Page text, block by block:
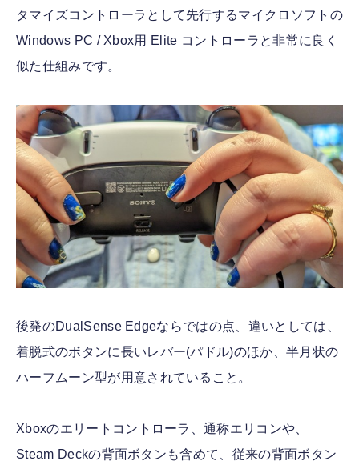
タマイズコントローラとして先行するマイクロソフトの
Windows PC / Xbox用 Elite コントローラと非常に良く
似た仕組みです。
後発のDualSense Edgeならではの点、違いとしては、
着脱式のボタンに長いレバー(パドル)のほか、半月状の
ハーフムーン型が用意されていること。
Xboxのエリートコントローラ、通称エリコンや、
Steam Deckの背面ボタンも含めて、従来の背面ボタン